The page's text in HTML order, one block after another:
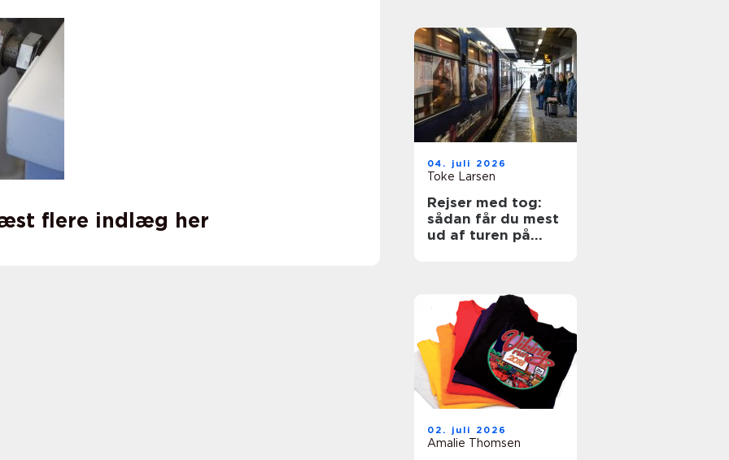
flere indlæg her
04. juli 2026
Toke Larsen
Rejser med tog:
sådan får du mest
ud af turen på
02. juli 2026
Amalie Thomsen